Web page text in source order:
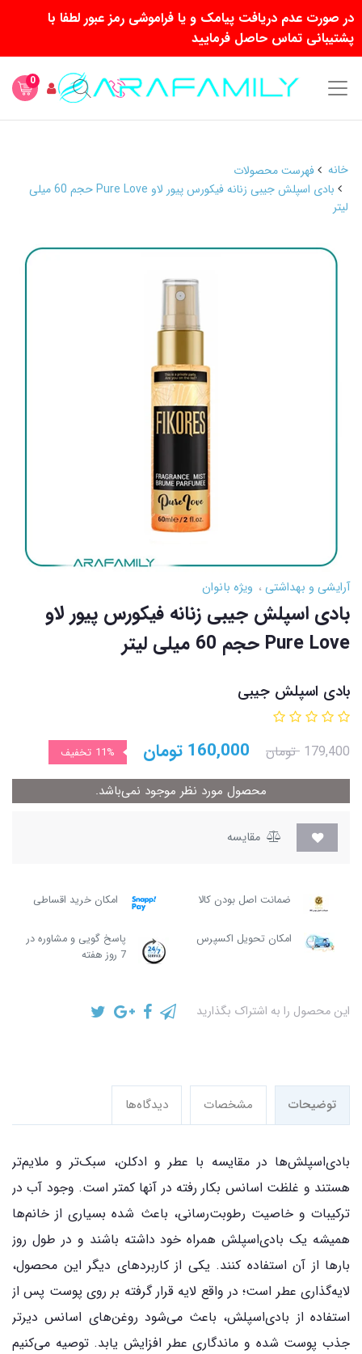
در صورت عدم دریافت پیامک و یا فراموشی رمز عبور لطفا با
پشتیبانی تماس حاصل فرمایید
0
خانه
فهرست محصولات
بادی اسپلش جیبی زنانه فیکورس پیور لاو Pure Love حجم 60 میلی
لیتر
آرایشی و بهداشتی ویژه بانوان
بادی اسپلش جیبی زنانه فیکورس پیور لاو
Pure Love حجم 60 میلی لیتر
بادی اسپلش جیبی
179,400 تومان 160,000 تومان 11% تخفیف
محصول مورد نظر موجود نمی‌باشد.
مقایسه
ضمانت اصل بودن کالا امکان خرید اقساطی
امکان تحویل اکسپرس
پاسخ گویی و مشاوره در
7 روز هفته
این محصول را به اشتراک بگذارید
توضیحات مشخصات دیدگاه‌ها
بادی‌اسپلش‌ها در مقایسه با عطر و ادکلن، سبک‌تر و ملایم‌تر
هستند و غلظت اسانس بکار رفته در آنها کمتر است. وجود آب در
ترکیبات و خاصیت رطوبت‌رسانی، باعث شده بسیاری از خانم‌ها
همیشه یک بادی‌اسپلش همراه خود داشته باشند و در طول روز
بارها از آن استفاده کنند. یکی از کاربردهای دیگر این محصول،
لایه‌گذاری عطر است؛ در واقع لایه قرار گرفته بر روی پوست پس از
استفاده از بادی‌اسپلش، باعث می‌شود روغن‌های اسانس دیرتر
جذب پوست شده و ماندگاری عطر افزایش یابد. توصیه می‌کنیم